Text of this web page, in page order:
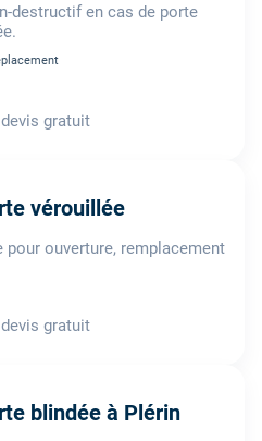
destructif en cas de porte
gratuit
vérouillée
pour ouverture, remplacement
gratuit
blindée à Plérin